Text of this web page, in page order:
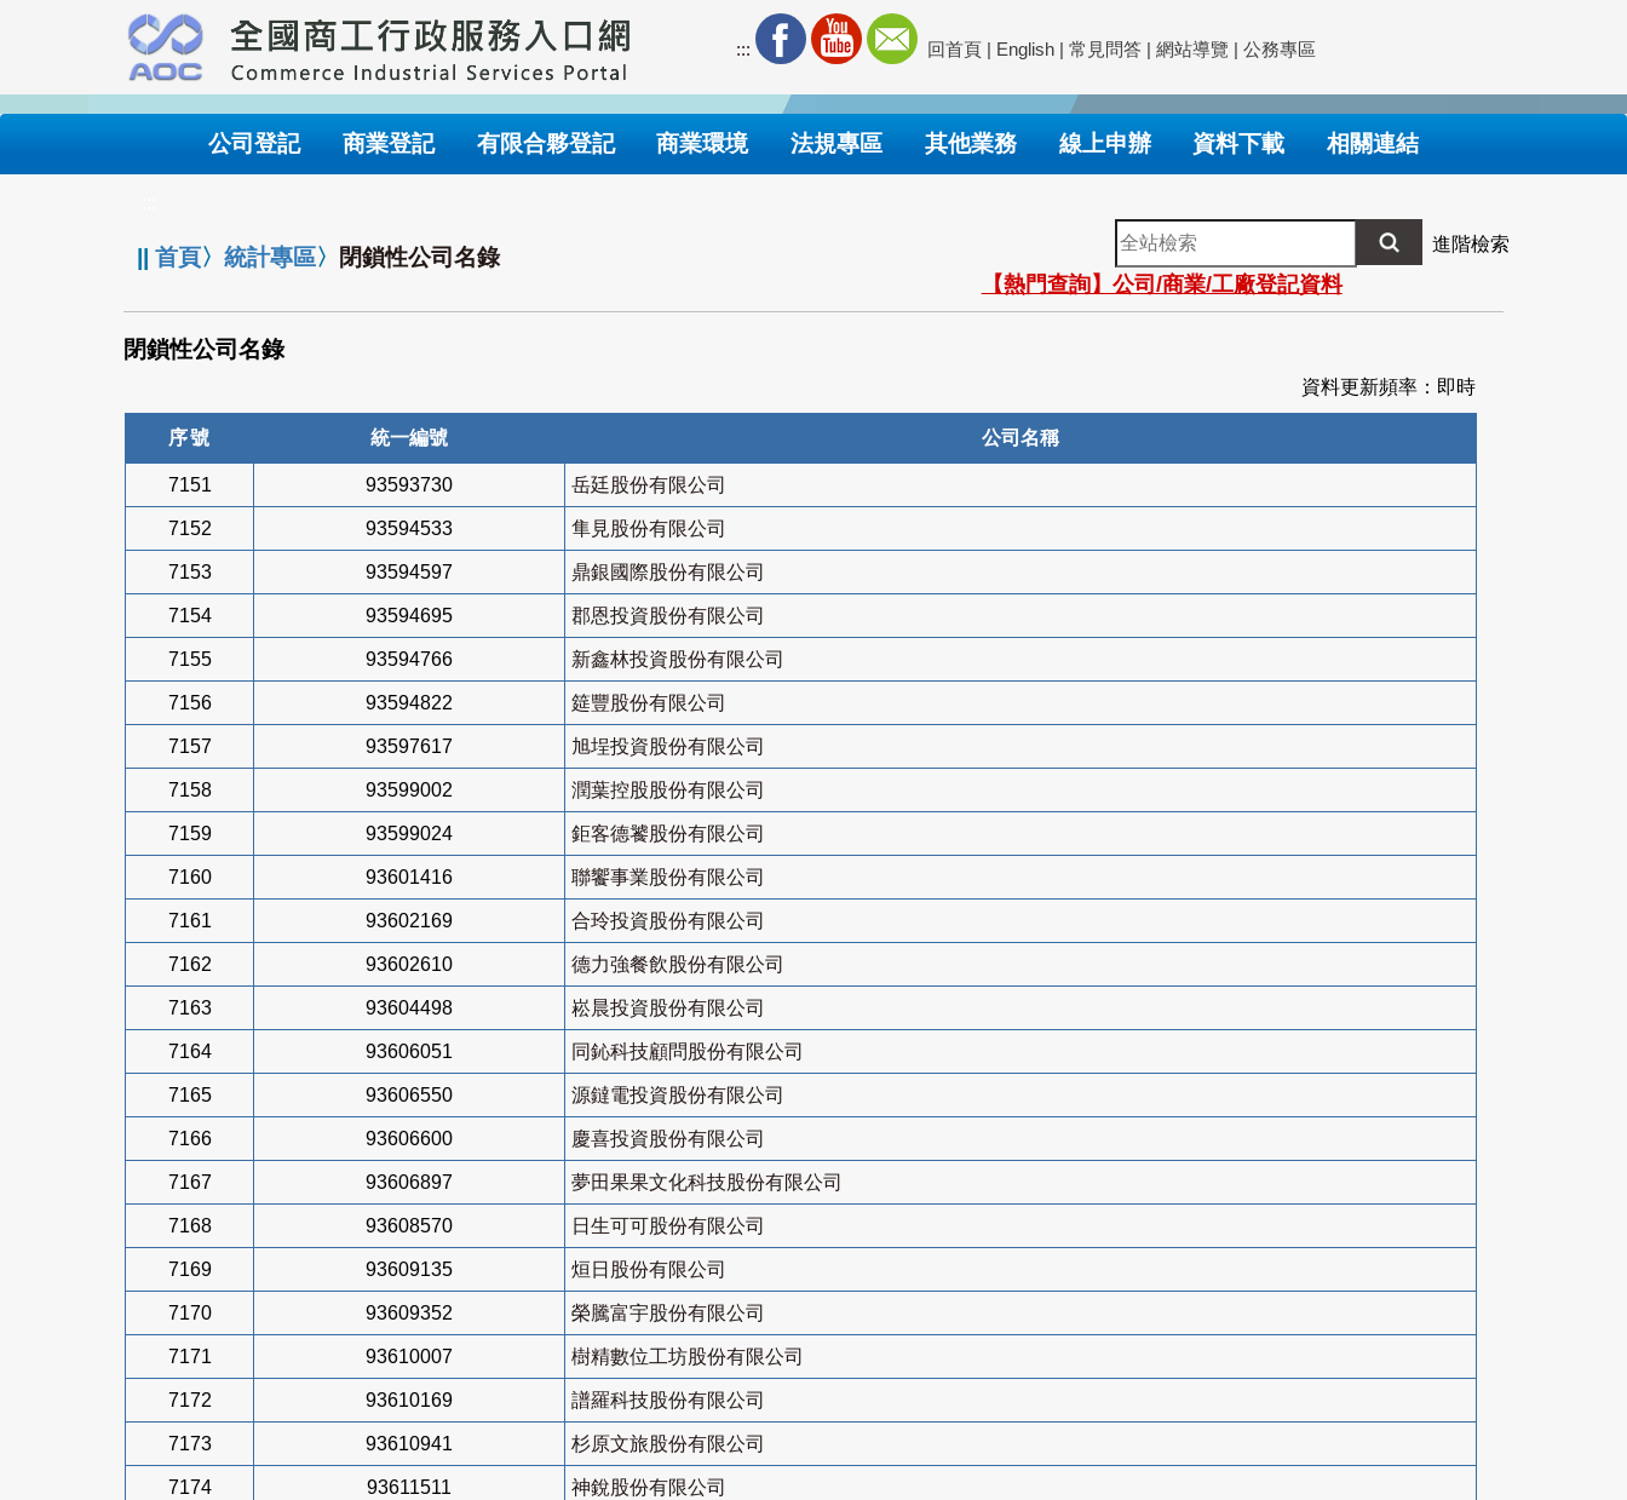
要
內
::: 回首頁 | English | 常見問答 | 網站導覽 | 公務專區
公司登記 商業登記 有限合夥登記 商業環境 法規專區 其他業務 線上申辦 資料下載 相關連結
||首頁〉統計專區〉 閉鎖性公司名錄
全
站
檢
索
進階檢索
【熱門查詢】公司/商業/工廠登記資料
閉鎖性公司名錄
資料更新頻率：即時
序號 統一編號 公司名稱
7151 93593730 岳廷股份有限公司
7152 93594533 隼見股份有限公司
7153 93594597 鼎銀國際股份有限公司
7154 93594695 郡恩投資股份有限公司
7155 93594766 新鑫林投資股份有限公司
7156 93594822 筵豐股份有限公司
7157 93597617 旭埕投資股份有限公司
7158 93599002 潤葉控股股份有限公司
7159 93599024 鉅客德饕股份有限公司
7160 93601416 聯饗事業股份有限公司
7161 93602169 合玲投資股份有限公司
7162 93602610 德力強餐飲股份有限公司
7163 93604498 崧晨投資股份有限公司
7164 93606051 同鈊科技顧問股份有限公司
7165 93606550 源鐽電投資股份有限公司
7166 93606600 慶喜投資股份有限公司
7167 93606897 夢田果果文化科技股份有限公司
7168 93608570 日生可可股份有限公司
7169 93609135 烜日股份有限公司
7170 93609352 榮騰富宇股份有限公司
7171 93610007 樹精數位工坊股份有限公司
7172 93610169 譜羅科技股份有限公司
7173 93610941 杉原文旅股份有限公司
7174 93611511 神銳股份有限公司